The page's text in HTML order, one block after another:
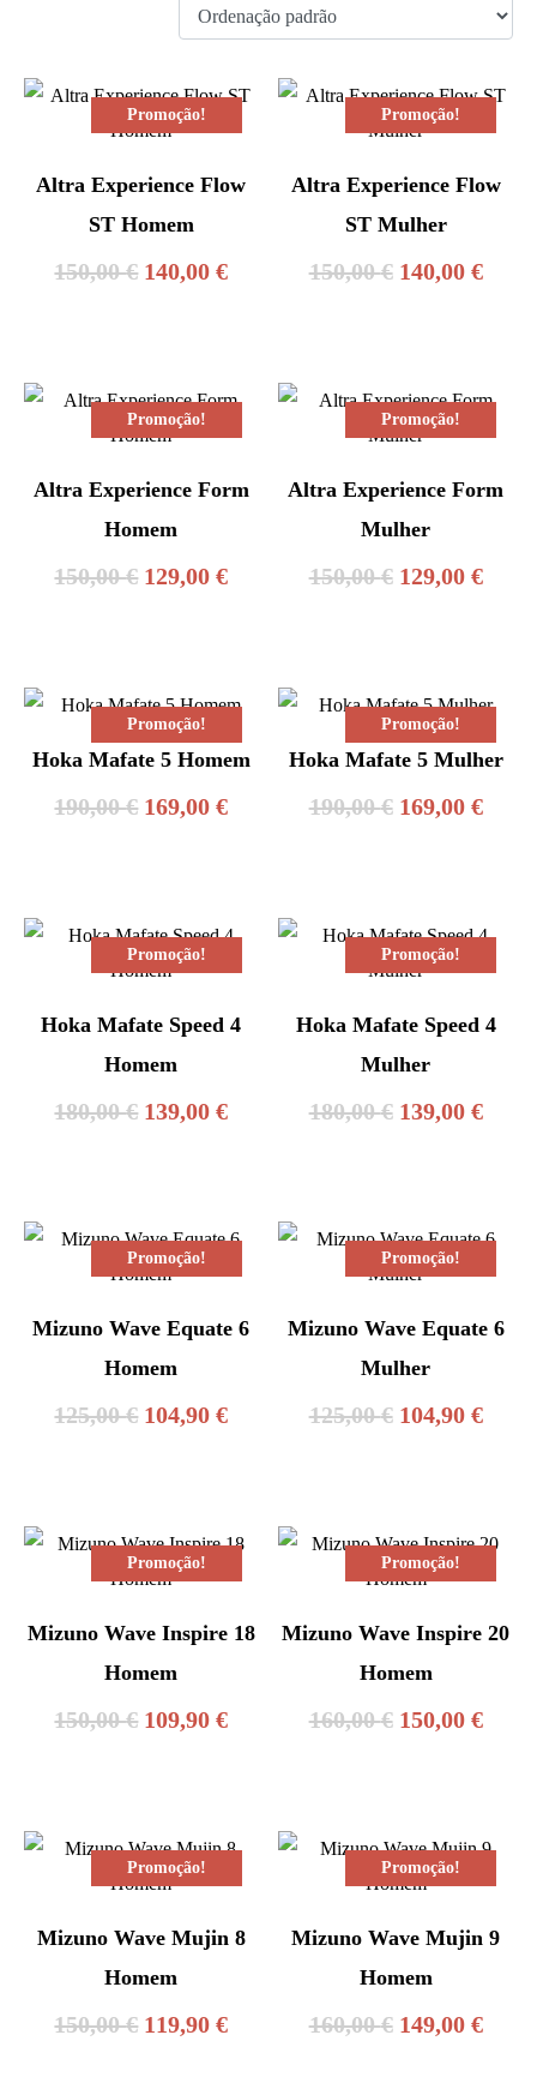
Promoção!
Altra Experience Flow
ST Homem
150,00€ O
era:
150,00 €.
140,00€O
é:
Promoção!
Altra Experience Flow
ST Mulher
150,00€ O
era:
150,00 €.
140,00 €O
é:
Promoção!
Altra Experience Form
Homem
150,00€ O
era:
150,00 €.
129,00€O
é:
129,00 €.
Promoção!
Altra Experience Form
Mulher
150,00€ O
era:
150,00 €.
129,00 €O
é:
Promoção!
Hoka Mafate 5 Homem
190,00€ O
era:
190,00 €.
169,00€O
é:
Promoção!
Hoka Mafate 5 Mulher
190,00€ O
era:
190,00 €.
169,00 €O
é:
Promoção!
Hoka Mafate Speed ​​​​4
Homem
180,00€ O
era:
180,00 €.
139,00€O
é:
Promoção!
Hoka Mafate Speed ​​​​4
Mulher
180,00€ O
era:
180,00 €.
139,00 €O
é:
Promoção!
Mizuno Wave Equate 6
Homem
125,00€ O
era:
125,00 €.
104,90€O
é:
Promoção!
Mizuno Wave Equate 6
Mulher
125,00€ O
era:
125,00 €.
104,90 €O
é:
Promoção!
Mizuno Wave Inspire 18
Homem
150,00€ O
era:
150,00 €.
109,90€O
é:
Promoção!
Mizuno Wave Inspire 20
Homem
160,00€ O
era:
160,00 €.
150,00 €O
é:
Promoção!
Mizuno Wave Mujin 8
Homem
150,00€ O
119,90€O
Promoção!
Mizuno Wave Mujin 9
Homem
160,00€ O
149,00 €O